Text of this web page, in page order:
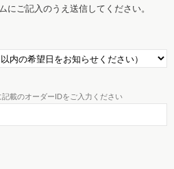
にご記入のうえ送信してください。
載のオーダーIDをご入力ください